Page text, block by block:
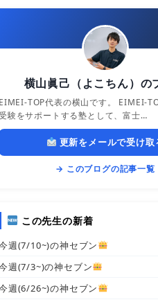
横山眞己（よこちん）の
EIMEI-TOP代表の横山です。 EIMEI-
験をサポートする塾として、富士…
更新をメールで受け取
→ このブログの記事一覧
この先生の新着
週(7/10~)の神セブン
週(7/3~)の神セブン
週(6/26~)の神セブン